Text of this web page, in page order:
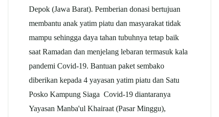
Depok (Jawa Barat). Pemberian donasi bertujuan
membantu anak yatim piatu dan masyarakat tidak
mampu sehingga daya tahan tubuhnya tetap baik
saat Ramadan dan menjelang lebaran termasuk kala
pandemi Covid-19. Bantuan paket sembako
diberikan kepada 4 yayasan yatim piatu dan Satu
Posko Kampung Siaga Covid-19 diantaranya
Yayasan Manba'ul Khairaat (Pasar Minggu),